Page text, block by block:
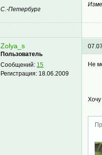
С.-Петербург
Zolya_s
Пользователь
Сообщений: 15
Регистрация: 18.06.2009
Не